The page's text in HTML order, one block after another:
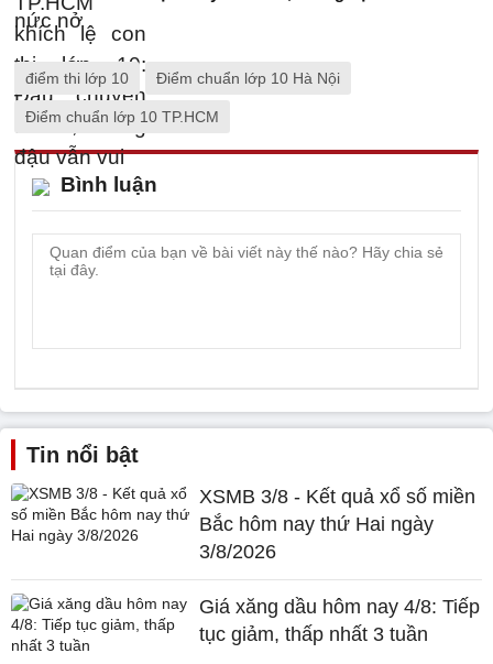
điểm thi lớp 10 Điểm chuẩn lớp 10 Hà Nội
Điểm chuẩn lớp 10 TP.HCM
Bình luận
Tin nổi bật
XSMB 3/8 - Kết quả xổ số miền
Bắc hôm nay thứ Hai ngày
3/8/2026
Giá xăng dầu hôm nay 4/8: Tiếp
tục giảm, thấp nhất 3 tuần